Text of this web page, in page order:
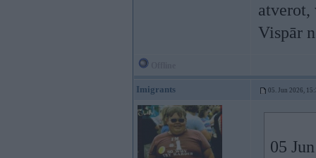
atverot,
Vispār
Imigrants 05. Jun 2026,
05